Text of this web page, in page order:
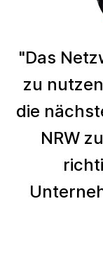
"Das
zu
die
NRW